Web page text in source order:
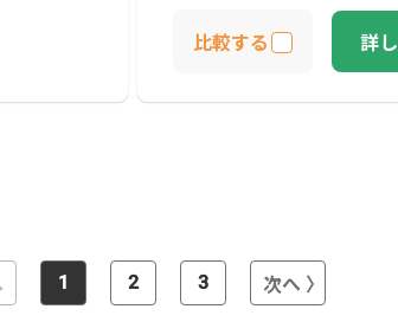
比較する 詳
1 2 3 次へ